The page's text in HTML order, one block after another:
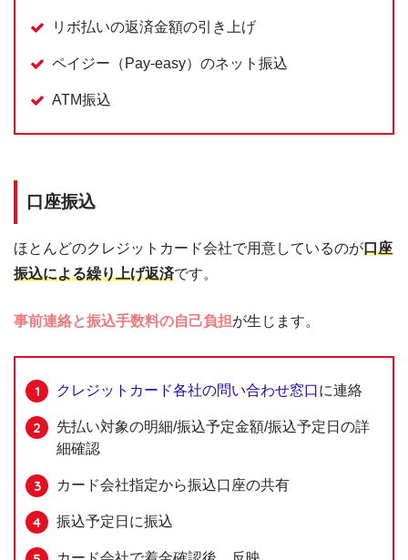
リボ払いの返済金額の引き上げ
ペイジー（Pay-easy）のネット振込
ATM振込
口座振込
ほとんどのクレジットカード会社で用意しているのが口座
振込による繰り上げ返済です。
事前連絡と振込手数料の自己負担が生じます。
クレジットカード各社の問い合わせ窓口に連絡
先払い対象の明細/振込予定金額/振込予定日の詳
細確認
カード会社指定から振込口座の共有
振込予定日に振込